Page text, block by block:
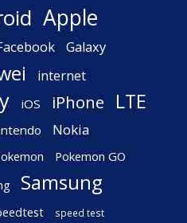
Apple
Galaxy
internet
iOS iPhone LTE
Nokia
Pokemon GO
Samsung
speed test